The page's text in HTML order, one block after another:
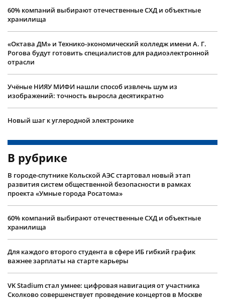
60% компаний выбирают отечественные СХД и объектные
хранилища
«Октава ДМ» и Технико-экономический колледж имени А. Г.
Рогова будут готовить специалистов для радиоэлектронной
отрасли
Учëные НИЯУ МИФИ нашли способ извлечь шум из
изображений: точность выросла десятикратно
Новый шаг к углеродной электронике
В рубрике
В городе-спутнике Кольской АЭС стартовал новый этап
развития систем общественной безопасности в рамках
проекта «Умные города Росатома»
60% компаний выбирают отечественные СХД и объектные
хранилища
Для каждого второго студента в сфере ИБ гибкий график
важнее зарплаты на старте карьеры
VK Stadium стал умнее: цифровая навигация от участника
Сколково совершенствует проведение концертов в Москве